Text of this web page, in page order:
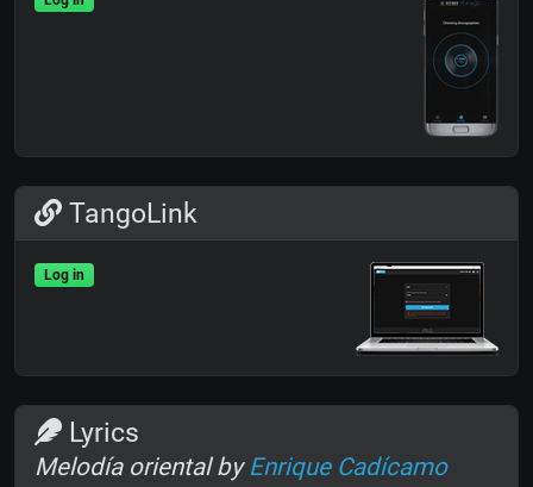
TangoLink
Log in
Lyrics
Melodía oriental byEnrique Cadícamo